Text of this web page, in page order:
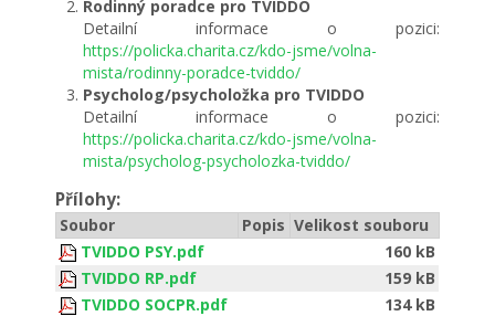
Rodinný poradce pro TVIDDO
Detailní informace o pozici:
https://policka.charita.cz/kdo-jsme/volna-
mista/rodinny-poradce-tviddo/
Psycholog/psycholožka pro TVIDDO
Detailní informace o pozici:
https://policka.charita.cz/kdo-jsme/volna-
mista/psycholog-psycholozka-tviddo/
Přílohy:
Soubor Popis Velikost souboru
TVIDDO PSY.pdf
160 kB
TVIDDO RP.pdf
159 kB
TVIDDO SOCPR.pdf
134 kB